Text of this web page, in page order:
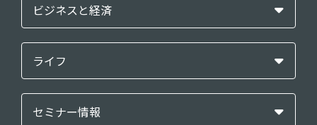
ビジネスと経済
ライフ
セミナー情報